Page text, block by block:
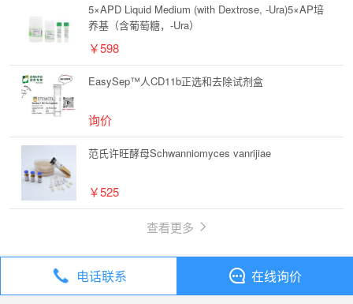
5×APD Liquid Medium (with Dextrose, -Ura)5×AP培
养基（含葡萄糖，-Ura）
￥598
EasySep™人CD11b正选和去除试剂盒
询价
范氏许旺酵母Schwanniomyces vanrijiae
￥525
查看更多
全部分类 试剂
电话联系 在线询价